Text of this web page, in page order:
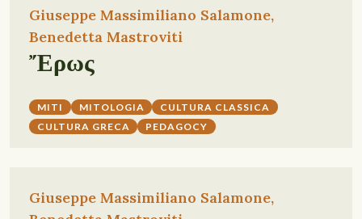
Giuseppe Massimiliano Salamone,
Benedetta Mastroviti
Ἔρως
MITI MITOLOGIA
CULTURA CLASSICA
CULTURA GRECA
PEDAGOCY
Giuseppe Massimiliano Salamone,